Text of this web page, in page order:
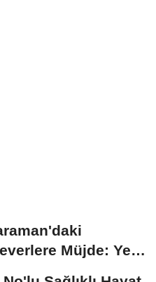
Müjde: Yeni